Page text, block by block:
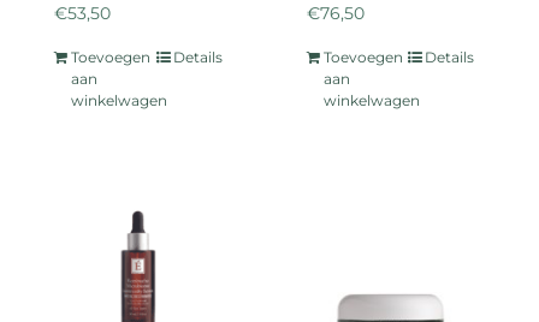
€53,50
Toevoegen
aan
winkelwagen
Details
€76,50
Toevoegen
aan
winkelwagen
Details